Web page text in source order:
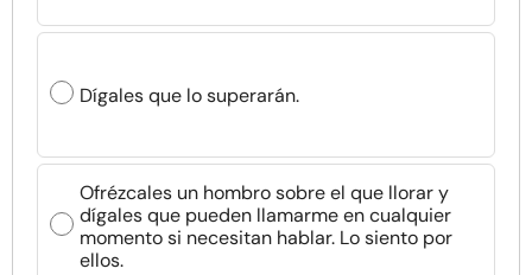
Comunidad
Encuentra un terapeuta
Idioma ES
Sobre nosotros
Dígales que lo superarán.
Ofrézcales un hombro sobre el que llorar y
dígales que pueden llamarme en cualquier
momento si necesitan hablar. Lo siento por
ellos.